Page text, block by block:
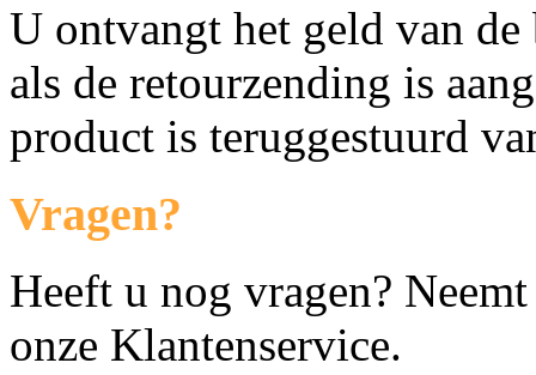
U ontvangt het geld van
als de retourzending is
product is teruggestuurd
Vragen?
Heeft u nog vragen?
onze Klantenservice.